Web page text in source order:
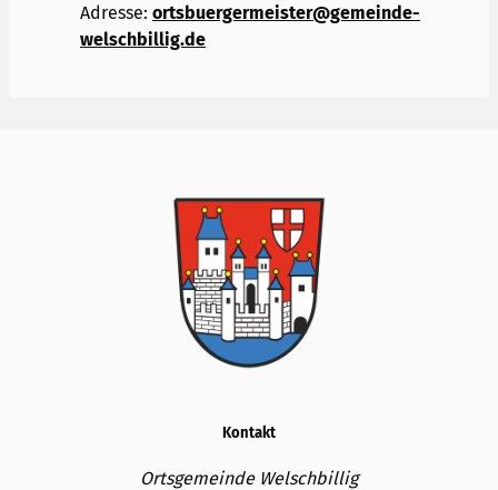
Adresse: ortsbuergermeister@gemeinde-
welschbillig.de
Kontakt
Ortsgemeinde Welschbillig